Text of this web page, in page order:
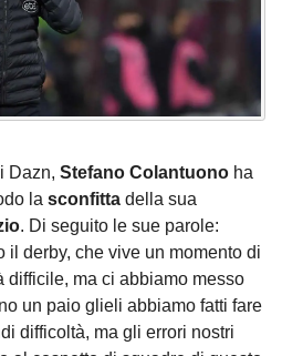
Dazn, Stefano Colantuono ha
la sconfitta della sua
. Di seguito le sue parole:
il derby, che vive un momento di
difficile, ma ci abbiamo messo
un paio glieli abbiamo fatti fare
difficoltà, ma gli errori nostri